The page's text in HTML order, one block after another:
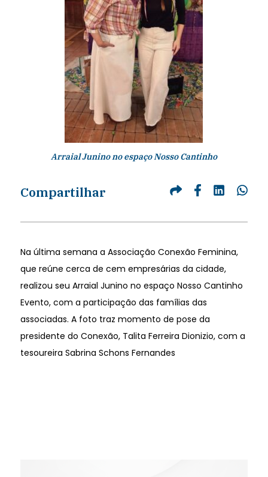
Arraial Junino no espaço Nosso Cantinho
Compartilhar
Na última semana a Associação Conexão Feminina,
que reúne cerca de cem empresárias da cidade,
realizou seu Arraial Junino no espaço Nosso Cantinho
Evento, com a participação das famílias das
associadas. A foto traz momento de pose da
presidente do Conexão, Talita Ferreira Dionizio, com a
tesoureira Sabrina Schons Fernandes